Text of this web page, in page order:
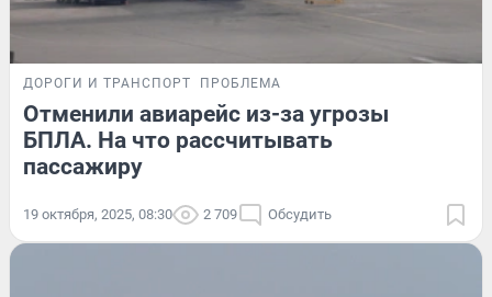
ДОРОГИ И ТРАНСПОРТ ПРОБЛЕМА
Отменили авиарейс из-за угрозы
БПЛА. На что рассчитывать
пассажиру
19 октября, 2025, 08:30 2 709 Обсудить